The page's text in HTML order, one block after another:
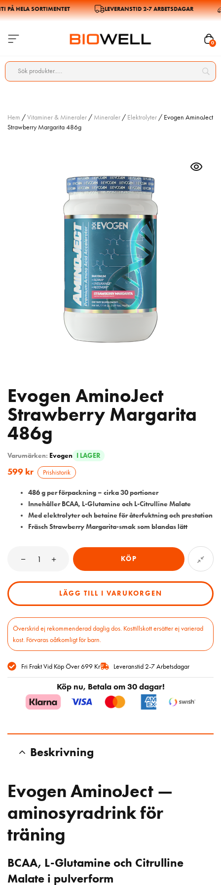
HELA SORTIMENTET LEVERANSTID 2-7 ARBETSDAGAR
0
Hem /Vitaminer & Mineraler / Mineraler / Elektrolyter / Evogen AminoJect
Strawberry Margarita 486g
Evogen AminoJect
Strawberry Margarita
486g
Varumärken: Evogen I LAGER
599 kr Prishistorik
486 g per förpackning – cirka 30 portioner
Innehåller BCAA, L-Glutamine och L-Citrulline Malate
Med elektrolyter och betaine för återfuktning och prestation
Fräsch Strawberry Margarita-smak som blandas lätt
KÖP
LÄGG TILL I VARUKORGEN
Överskrid ej rekommenderad daglig dos. Kosttillskott ersätter ej varierad
kost. Förvaras oåtkomligt för barn.
Fri Frakt Vid Köp Över 699 Kr Leveranstid 2-7 Arbetsdagar
Köp nu, Betala om 30 dagar!
Beskrivning
Evogen AminoJect —
aminosyradrink för
träning
BCAA, L-Glutamine och Citrulline
Malate i pulverform